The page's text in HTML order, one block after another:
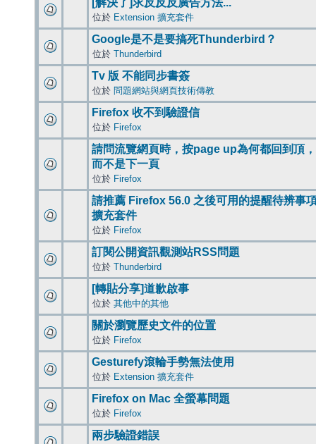
[解決了]求反反反廣告方法...
位於 Extension 擴充套件
Google是不是要搞死Thunderbird？
位於 Thunderbird
Tv 版 不能同步書簽
位於 問題網站與網頁技術傳教
Firefox 收不到驗證信
位於 Firefox
請問流覽網頁時，按page up為何都回到頂，
而不是下一頁
位於 Firefox
請推薦 Firefox 56.0 之後可用的提醒待辨事
擴充套件
位於 Firefox
訂閱公開資訊觀測站RSS問題
位於 Thunderbird
[轉貼分享]道歉啟事
位於 其他中的其他
關於瀏覽歷史文件的位置
位於 Firefox
Gesturefy滾輪手勢無法使用
位於 Extension 擴充套件
Firefox on Mac 全螢幕問題
位於 Firefox
兩步驗證錯誤